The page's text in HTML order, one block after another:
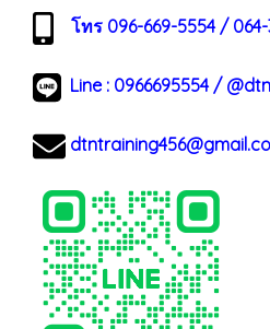
โทร 096-669-5554 / 064-
Line : 0966695554/